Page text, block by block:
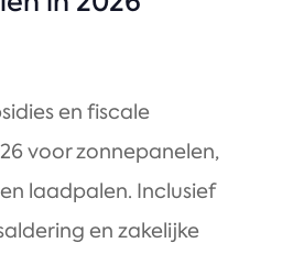
en fiscale
voor zonnepanelen,
laadpalen. Inclusief
en zakelijke